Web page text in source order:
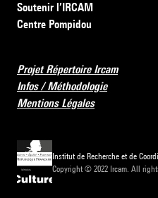
Soutenir l’IRCAM
Centre Pompidou
Projet Répertoire Ircam
Infos / Méthodologie
Mentions Légales
Institut de Recherche et de
Copyright © 2022 Ircam. All